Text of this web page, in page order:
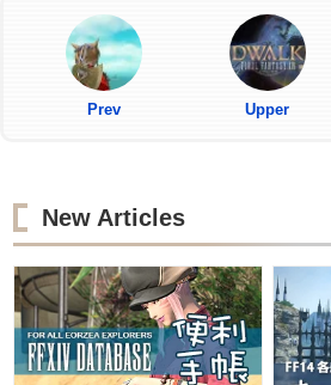
Prev Upper
New Articles